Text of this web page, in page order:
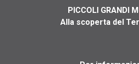
PICCOLI GRANDI
Alla scoperta del